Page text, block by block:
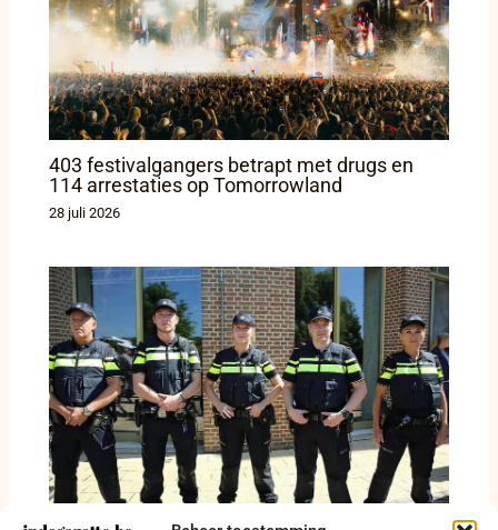
403 festivalgangers betrapt met drugs en
114 arrestaties op Tomorrowland
28 juli 2026